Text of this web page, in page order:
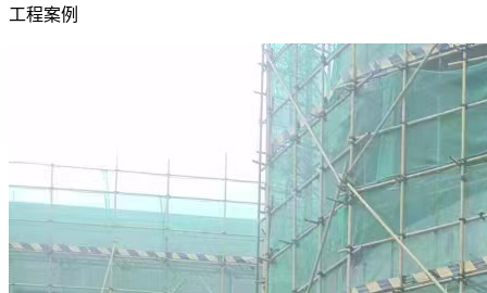
工程案例